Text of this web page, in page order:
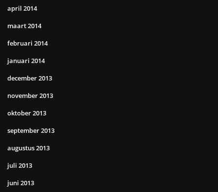
april 2014
maart 2014
februari 2014
januari 2014
december 2013
november 2013
oktober 2013
september 2013
augustus 2013
juli 2013
juni 2013